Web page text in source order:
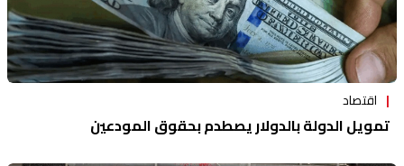
اقتصاد
تمويل الدولة بالدولار يصطدم بحقوق المودعين